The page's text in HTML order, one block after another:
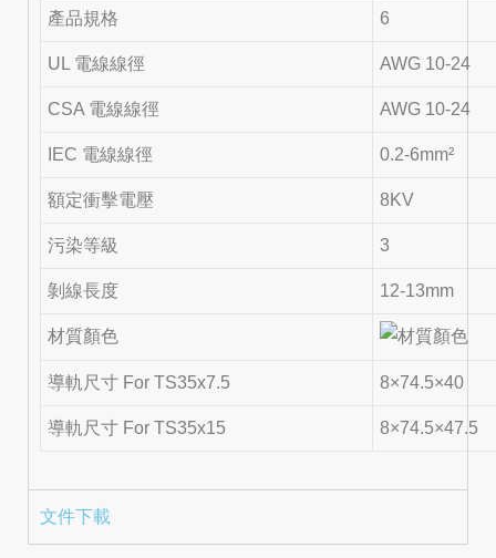
產品規格 6
UL 電線線徑 AWG 10-24
CSA 電線線徑 AWG 10-24
IEC 電線線徑 0.2-6mm²
額定衝擊電壓 8KV
污染等級 3
剝線長度 12-13mm
材質顏色
導軌尺寸 For TS35x7.5 8×74.5×40
導軌尺寸 For TS35x15 8×74.5×47.5
文件下載